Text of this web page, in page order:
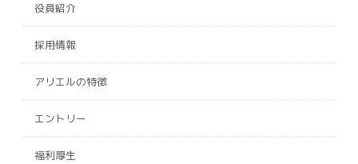
役員紹介
採用情報
アリエルの特徴
エントリー
福利厚生